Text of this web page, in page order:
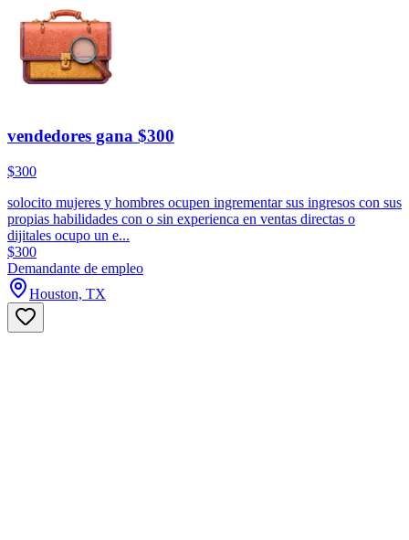
vendedores gana $300
$300
solocito mujeres y hombres ocupen ingrementar sus ingresos con sus
propias habilidades con o sin experienca en ventas directas o
dijitales ocupo un e...
$300
Demandante de empleo
Houston, TX